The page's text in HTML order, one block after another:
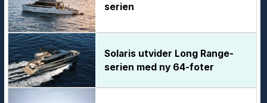
serien
Solaris utvider Long Range-
serien med ny 64-foter